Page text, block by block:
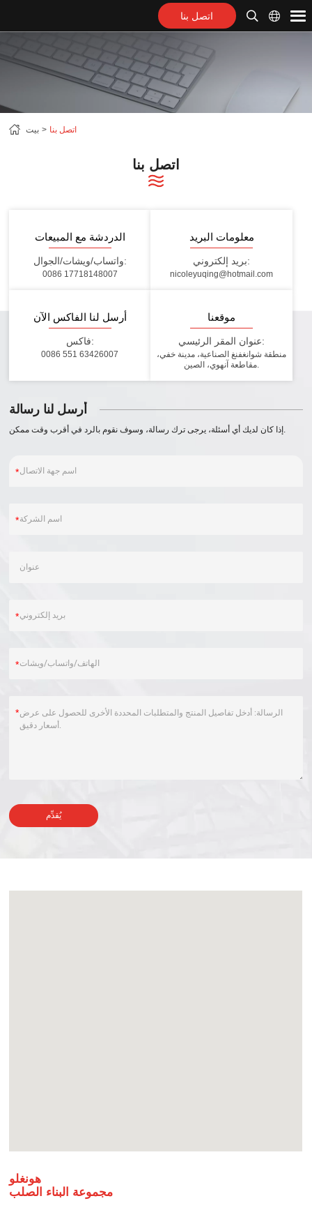
اتصل بنا
بيت اتصل بنا
اتصل بنا
الدردشة مع المبيعات
واتساب/ويشات/الجوال:
0086 17718148007
معلومات البريد
بريد إلكتروني:
nicoleyuqing@hotmail.com
أرسل لنا الفاكس الآن
فاكس:
0086 551 63426007
موقعنا
عنوان المقر الرئيسي:
منطقة شوانغفنغ الصناعية، مدينة خفي،
أرسل لنا رسالة
إذا كان لديك أي أسئلة، يرجى ترك رسالة، وسوف نقوم بالرد في أقرب وقت ممكن.
*
*
*
*
*
يُقدِّم
هونغلو
مجموعة البناء الصلب